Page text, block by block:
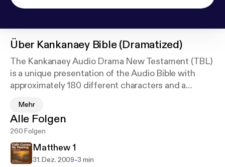
Über Kankanaey Bible (Dramatized)
The Kankanaey Audio Drama New Testament (TBL)
is a unique presentation of the Audio Bible with
approximately 180 different characters and a
effects. For a list of other available languages go to
our website at
The mission of Faith Comes By Hearing is to bring
His Church together and make disciples from every
nation, tribe, language, and people: to give every
Mehr
Alle Folgen
260 Folgen
Matthew 1
31. Dez. 2009-3 min